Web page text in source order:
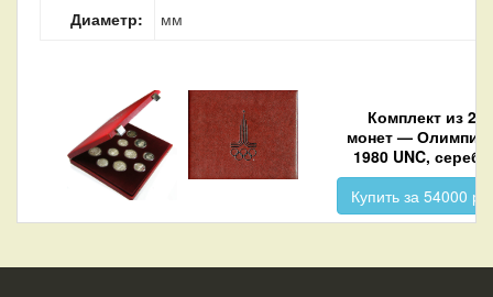
Диаметр:
мм
Комплект из 28
монет —
1980 UNC,
Купить за 54000